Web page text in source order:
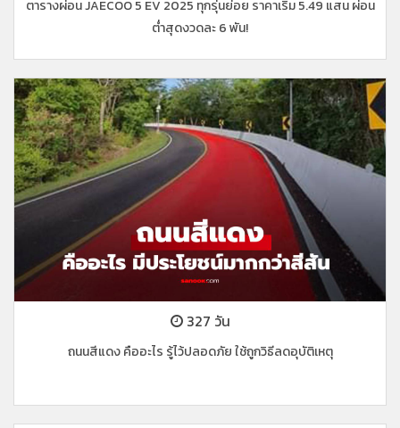
ตารางผ่อน JAECOO 5 EV 2025 ทุกรุ่นย่อย ราคาเริ่ม 5.49 แสน ผ่อน
ต่ำสุดงวดละ 6 พัน!
327 วัน
ถนนสีแดง คืออะไร รู้ไว้ปลอดภัย ใช้ถูกวิธีลดอุบัติเหตุ